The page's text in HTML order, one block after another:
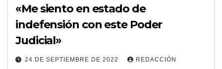
«Me siento en estado de
indefensión con este Poder
Judicial»
24 DE SEPTIEMBRE DE 2022 REDACCIÓN